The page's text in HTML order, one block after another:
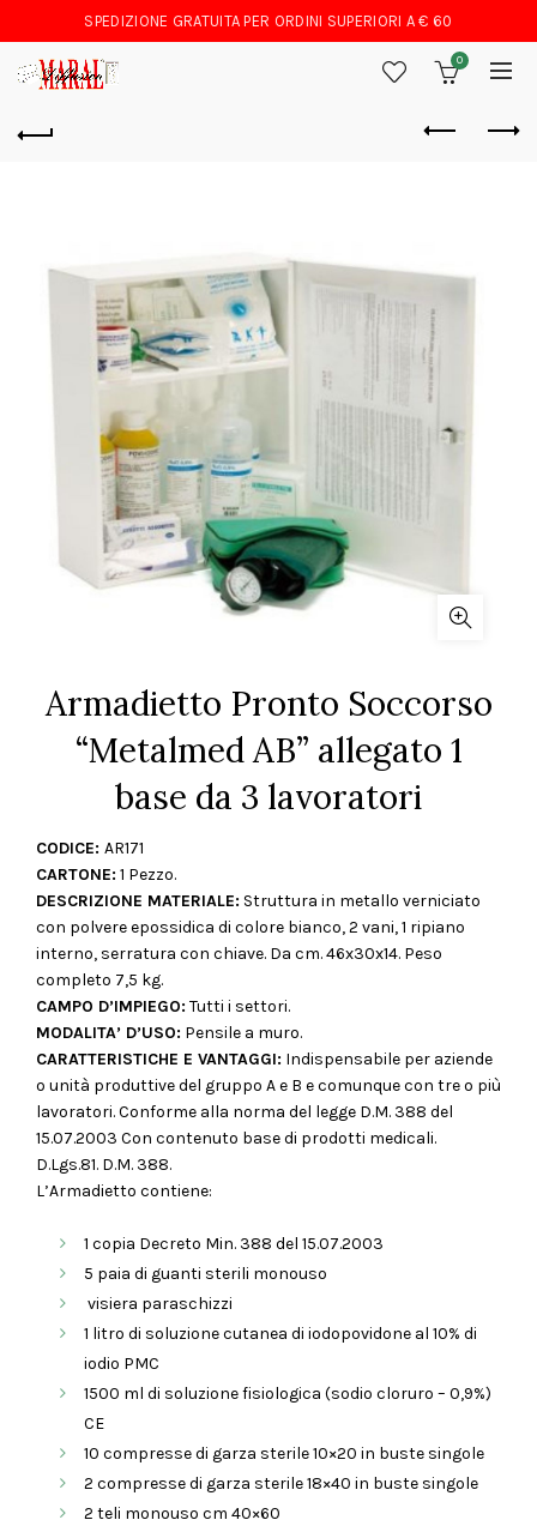
SPEDIZIONE GRATUITA PER ORDINI SUPERIORI A € 60
0
Armadietto Pronto Soccorso
“Metalmed AB” allegato 1
base da 3 lavoratori
CODICE: AR171
CARTONE: 1 Pezzo.
DESCRIZIONE MATERIALE: Struttura in metallo verniciato
con polvere epossidica di colore bianco, 2 vani, 1 ripiano
interno, serratura con chiave. Da cm. 46x30x14. Peso
completo 7,5 kg.
CAMPO D’IMPIEGO: Tutti i settori.
MODALITA’ D’USO: Pensile a muro.
CARATTERISTICHE E VANTAGGI: Indispensabile per aziende
o unità produttive del gruppo A e B e comunque con tre o più
lavoratori. Conforme alla norma del legge D.M. 388 del
15.07.2003 Con contenuto base di prodotti medicali.
D.Lgs.81. D.M. 388.
L’Armadietto contiene:
1 copia Decreto Min. 388 del 15.07.2003
5 paia di guanti sterili monouso
visiera paraschizzi
1 litro di soluzione cutanea di iodopovidone al 10% di
iodio PMC
1500 ml di soluzione fisiologica (sodio cloruro – 0,9%)
CE
10 compresse di garza sterile 10×20 in buste singole
2 compresse di garza sterile 18×40 in buste singole
2 teli monouso cm 40×60